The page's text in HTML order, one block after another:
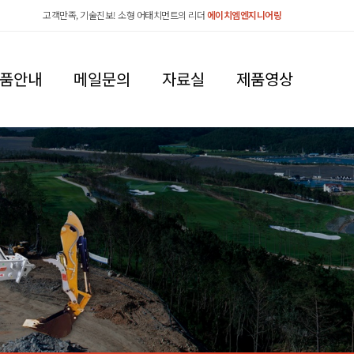
고객만족, 기술진보! 소형 어태치먼트의 리더에이치엠엔지니어링
안내 메일문의 자료실 제품영상